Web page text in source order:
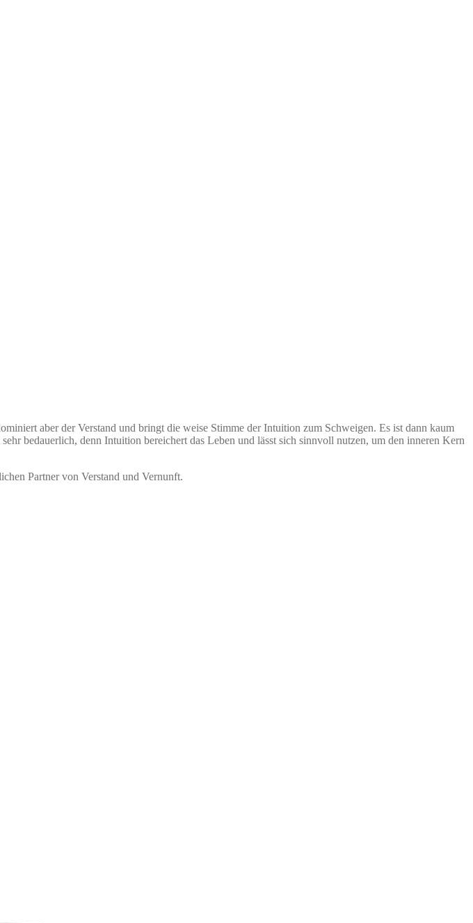
aber der Verstand und bringt die weise Stimme der Intuition zum Schweigen. Es ist dann kaum
bedauerlich, denn Intuition bereichert das Leben und lässt sich sinnvoll nutzen, um den inneren Kern
Partner von Verstand und Vernunft.